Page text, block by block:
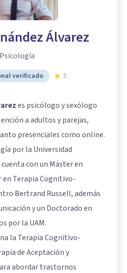
Álvarez
Psicología
verificado 5
es psicólogo y sexólogo
a adultos y parejas,
presenciales como online.
por la Universidad
con un Máster en
en Terapia Cognitivo-
Bertrand Russell, además
y un Doctorado en
por la UAM.
la Terapia Cognitivo-
de Aceptación y
abordar trastornos